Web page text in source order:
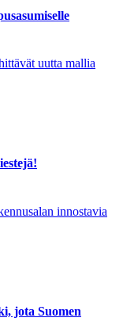
uutta mallia
innostavia
jota Suomen